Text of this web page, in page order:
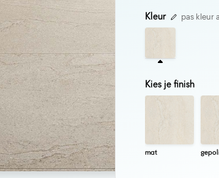
Kleur pas kleur
Kies je finish
mat